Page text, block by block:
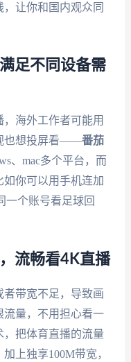
让你和国内观众同
足不同设备需
海外工作者可能用
也想投屏看——番茄
、mac多个平台，而
如你可以用手机连加
一个账号看足球回
流畅看4K直播
带宽不足，导致画
流量，不用担心看一
把体育直播的流量
上独享100M带宽，